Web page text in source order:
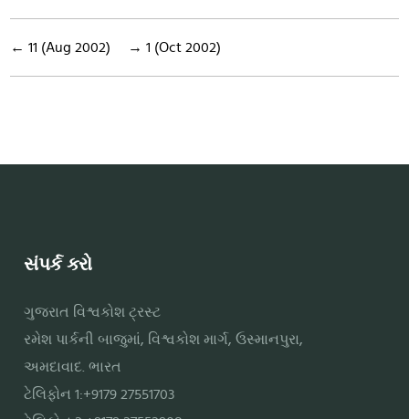
← 11 (Aug 2002) → 1 (Oct 2002)
સંપર્ક કરો
ગુજરાત વિશ્વકોશ ટ્રસ્ટ
રમેશ પાર્કની બાજુમાં, વિશ્વકોશ માર્ગ, ઉસ્માનપુરા,
અમદાવાદ. ભારત
ટેલિફોન 1:+9179 27551703